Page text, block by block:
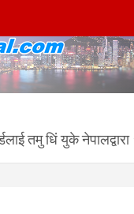
–
नेपाली
hk nepal, hk nepal com
तमु धिं युके